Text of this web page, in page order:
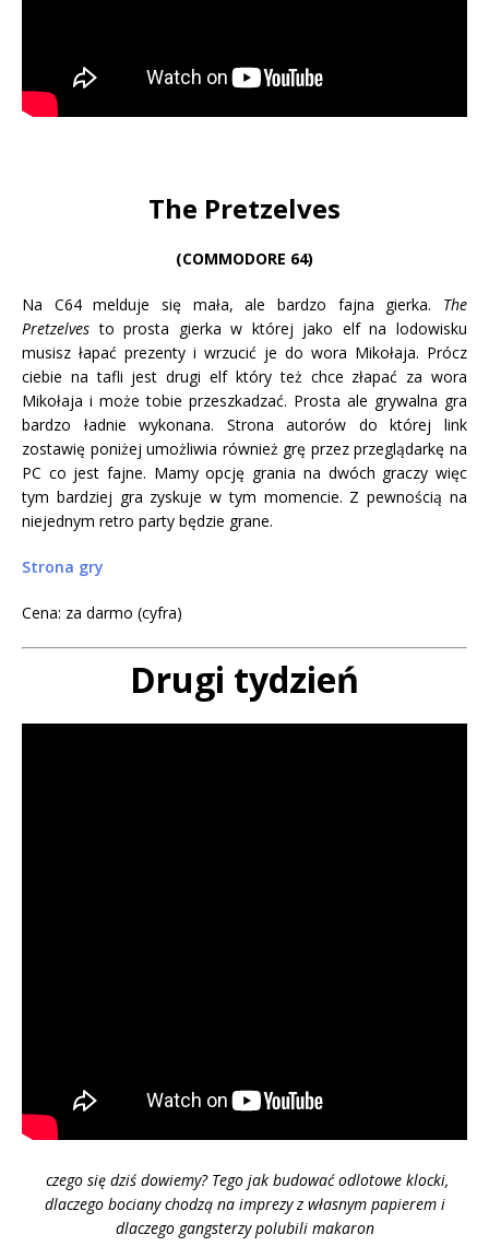
The Pretzelves
(COMMODORE 64)
Na C64 melduje się mała, ale bardzo fajna gierka. The
Pretzelves to prosta gierka w której jako elf na lodowisku
musisz łapać prezenty i wrzucić je do wora Mikołaja. Prócz
ciebie na tafli jest drugi elf który też chce złapać za wora
Mikołaja i może tobie przeszkadzać. Prosta ale grywalna gra
bardzo ładnie wykonana. Strona autorów do której link
zostawię poniżej umożliwia również grę przez przeglądarkę na
PC co jest fajne. Mamy opcję grania na dwóch graczy więc
tym bardziej gra zyskuje w tym momencie. Z pewnością na
niejednym retro party będzie grane.
Strona gry
Cena: za darmo (cyfra)
Drugi tydzień
czego się dziś dowiemy? Tego jak budować odlotowe klocki,
dlaczego bociany chodzą na imprezy z własnym papierem i
dlaczego gangsterzy polubili makaron